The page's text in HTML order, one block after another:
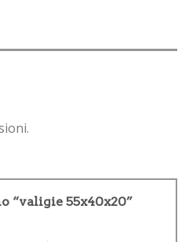
“valigie 55x40x20”